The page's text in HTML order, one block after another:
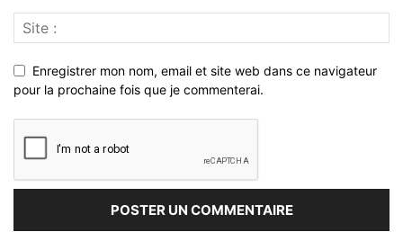
Enregistrer mon nom, email et site web dans ce navigateur
pour la prochaine fois que je commenterai.